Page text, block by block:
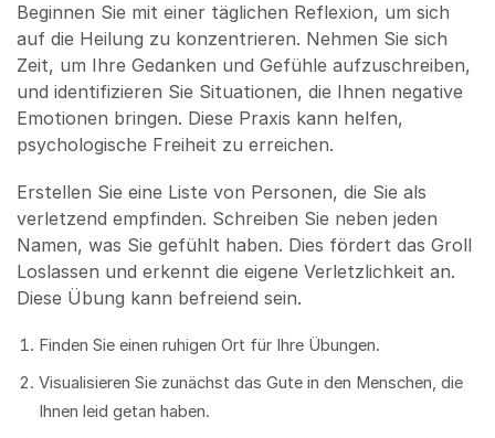
Beginnen Sie mit einer täglichen Reflexion, um sich
auf die Heilung zu konzentrieren. Nehmen Sie sich
Zeit, um Ihre Gedanken und Gefühle aufzuschreiben,
und identifizieren Sie Situationen, die Ihnen negative
Emotionen bringen. Diese Praxis kann helfen,
psychologische Freiheit zu erreichen.
Erstellen Sie eine Liste von Personen, die Sie als
verletzend empfinden. Schreiben Sie neben jeden
Namen, was Sie gefühlt haben. Dies fördert das Groll
Loslassen und erkennt die eigene Verletzlichkeit an.
Diese Übung kann befreiend sein.
Finden Sie einen ruhigen Ort für Ihre Übungen.
Visualisieren Sie zunächst das Gute in den Menschen, die
Ihnen leid getan haben.